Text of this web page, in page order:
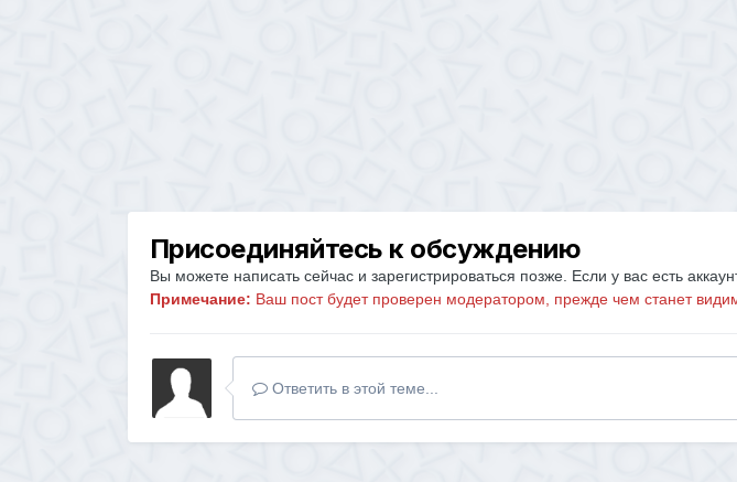
Присоединяйтесь к обсуждению
Вы можете написать сейчас и зарегистрироваться позже. Если у вас есть
Примечание: Ваш пост будет проверен модератором, прежде чем станет
Ответить в этой теме...